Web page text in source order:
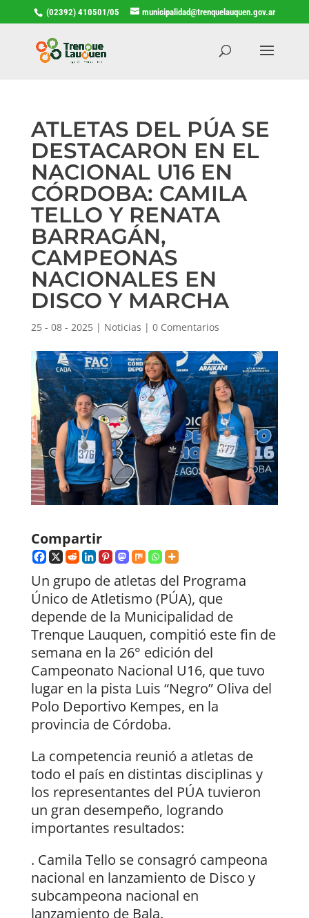
(02392) 410501/05 municipalidad@trenquelauquen.gov.ar
ATLETAS DEL PÚA SE
DESTACARON EN EL
NACIONAL U16 EN
CÓRDOBA: CAMILA
TELLO Y RENATA
BARRAGÁN,
CAMPEONAS
NACIONALES EN
DISCO Y MARCHA
25 - 08 - 2025| Noticias | 0 Comentarios
Compartir
Un grupo de atletas del Programa
Único de Atletismo (PÚA), que
depende de la Municipalidad de
Trenque Lauquen, compitió este fin de
semana en la 26° edición del
Campeonato Nacional U16, que tuvo
lugar en la pista Luis “Negro” Oliva del
Polo Deportivo Kempes, en la
provincia de Córdoba.
La competencia reunió a atletas de
todo el país en distintas disciplinas y
los representantes del PÚA tuvieron
un gran desempeño, logrando
importantes resultados:
. Camila Tello se consagró campeona
nacional en lanzamiento de Disco y
subcampeona nacional en
lanzamiento de Bala.